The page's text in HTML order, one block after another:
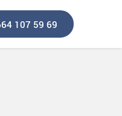
107 59 69